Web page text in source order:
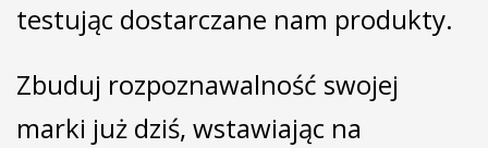
testując dostarczane nam produkty.
Zbuduj rozpoznawalność swojej
marki już dziś, wstawiając na